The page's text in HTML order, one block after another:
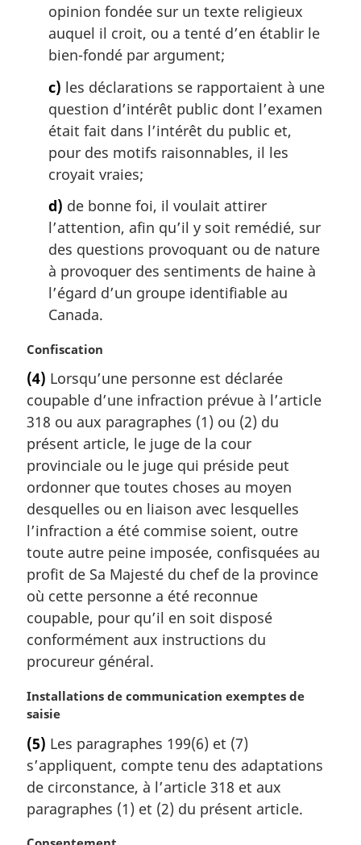
opinion fondée sur un texte religieux
auquel il croit, ou a tenté d’en établir le
bien-fondé par argument;
c) les déclarations se rapportaient à une
question d’intérêt public dont l’examen
était fait dans l’intérêt du public et,
pour des motifs raisonnables, il les
croyait vraies;
d) de bonne foi, il voulait attirer
l’attention, afin qu’il y soit remédié, sur
des questions provoquant ou de nature
à provoquer des sentiments de haine à
l’égard d’un groupe identifiable au
Canada.
N
t
e
m
a
r
g
i
n
a
e
:
Confiscation
(4) Lorsqu’une personne est déclarée
coupable d’une infraction prévue à l’article
318 ou aux paragraphes (1) ou (2) du
présent article, le juge de la cour
provinciale ou le juge qui préside peut
ordonner que toutes choses au moyen
desquelles ou en liaison avec lesquelles
l’infraction a été commise soient, outre
toute autre peine imposée, confisquées au
profit de Sa Majesté du chef de la province
où cette personne a été reconnue
coupable, pour qu’il en soit disposé
conformément aux instructions du
procureur général.
N
o
e
m
a
g
i
Installations de communication exemptes de
saisie
(5) Les paragraphes 199(6) et (7)
s’appliquent, compte tenu des adaptations
de circonstance, à l’article 318 et aux
paragraphes (1) et (2) du présent article.